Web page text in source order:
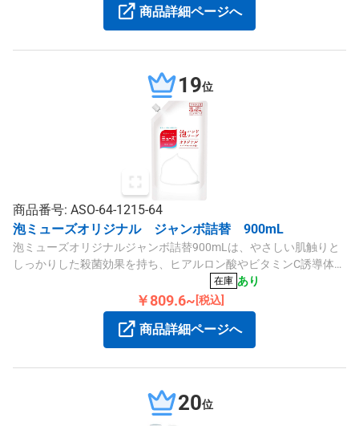
商品詳細ページへ
19位
商品番号: ASO-64-1215-64
泡ミューズオリジナル ジャンボ詰替 900mL
泡ミューズオリジナルジャンボ詰替900mLは、やさしい肌触りと
しっかりした殺菌効果を持ち、ヒアルロン酸やビタミンC誘導体、
緑茶抽出成分を配合した詰替タイプです。
在庫 あり
￥809.6~ [税込]
商品詳細ページへ
20位